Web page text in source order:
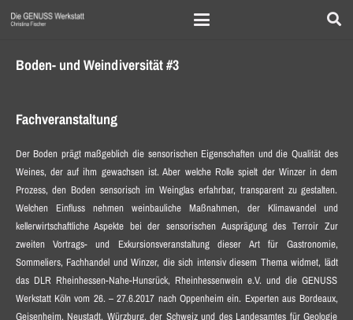
Boden- und Weindiversität #3
Fachveranstaltung
Der Boden prägt maßgeblich die sensorischen Eigenschaften und die Qualität des
Weines, der auf ihm gewachsen ist. Aber welche Rolle spielt der Winzer in dem
Prozess, den Boden sensorisch im Weinglas erfahrbar, transparent zu gestalten.
Welchen Einfluss nehmen weinbauliche Maßnahmen, der Klimawandel und
kellerwirtschaftliche Aspekte bei der sensorischen Ausprägung des Terroir Zur
zweiten Vortrags- und Exkursionsveranstaltung dieser Art für Gastronomie,
Sommeliers, Fachhandel und Winzer, die sich intensiv diesem Thema widmet, lädt
das DLR Rheinhessen-Nahe-Hunsrück, Rheinhessenwein e.V. und die GENUSS
Werkstatt Köln vom 26. – 27.6.2017 nach Oppenheim ein. Experten aus Bordeaux,
Geisenheim, Neustadt, Würzburg, der Schweiz und des Landesamtes für Geologie